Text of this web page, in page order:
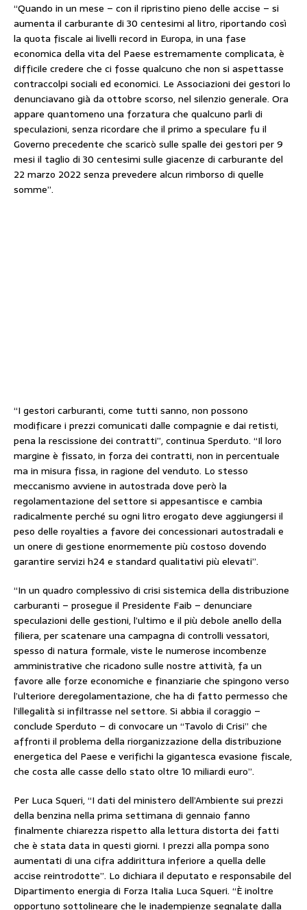
“Quando in un mese – con il ripristino pieno delle accise – si
aumenta il carburante di 30 centesimi al litro, riportando così
la quota fiscale ai livelli record in Europa, in una fase
economica della vita del Paese estremamente complicata, è
difficile credere che ci fosse qualcuno che non si aspettasse
contraccolpi sociali ed economici. Le Associazioni dei gestori lo
denunciavano già da ottobre scorso, nel silenzio generale. Ora
appare quantomeno una forzatura che qualcuno parli di
speculazioni, senza ricordare che il primo a speculare fu il
Governo precedente che scaricò sulle spalle dei gestori per 9
mesi il taglio di 30 centesimi sulle giacenze di carburante del
22 marzo 2022 senza prevedere alcun rimborso di quelle
somme”.
“I gestori carburanti, come tutti sanno, non possono
modificare i prezzi comunicati dalle compagnie e dai retisti,
pena la rescissione dei contratti”, continua Sperduto. “Il loro
margine è fissato, in forza dei contratti, non in percentuale
ma in misura fissa, in ragione del venduto. Lo stesso
meccanismo avviene in autostrada dove però la
regolamentazione del settore si appesantisce e cambia
radicalmente perché su ogni litro erogato deve aggiungersi il
peso delle royalties a favore dei concessionari autostradali e
un onere di gestione enormemente più costoso dovendo
garantire servizi h24 e standard qualitativi più elevati”.
“In un quadro complessivo di crisi sistemica della distribuzione
carburanti – prosegue il Presidente Faib – denunciare
speculazioni delle gestioni, l’ultimo e il più debole anello della
filiera, per scatenare una campagna di controlli vessatori,
spesso di natura formale, viste le numerose incombenze
amministrative che ricadono sulle nostre attività, fa un
favore alle forze economiche e finanziarie che spingono verso
l’ulteriore deregolamentazione, che ha di fatto permesso che
l’illegalità si infiltrasse nel settore. Si abbia il coraggio –
conclude Sperduto – di convocare un “Tavolo di Crisi” che
affronti il problema della riorganizzazione della distribuzione
energetica del Paese e verifichi la gigantesca evasione fiscale,
che costa alle casse dello stato oltre 10 miliardi euro”.
Per Luca Squeri, “I dati del ministero dell’Ambiente sui prezzi
della benzina nella prima settimana di gennaio fanno
finalmente chiarezza rispetto alla lettura distorta dei fatti
che è stata data in questi giorni. I prezzi alla pompa sono
aumentati di una cifra addirittura inferiore a quella delle
accise reintrodotte”. Lo dichiara il deputato e responsabile del
Dipartimento energia di Forza Italia Luca Squeri. “È inoltre
opportuno sottolineare che le inadempienze segnalate dalla